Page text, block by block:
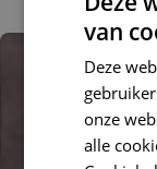
van
Deze
onze
alle